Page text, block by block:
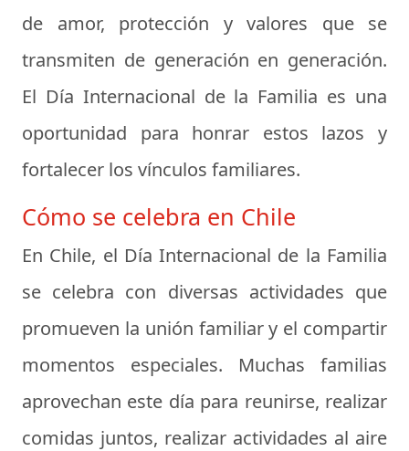
de amor, protección y valores que se
transmiten de generación en generación.
El Día Internacional de la Familia es una
oportunidad para honrar estos lazos y
fortalecer los vínculos familiares.
Cómo se celebra en Chile
En Chile, el Día Internacional de la Familia
se celebra con diversas actividades que
promueven la unión familiar y el compartir
momentos especiales. Muchas familias
aprovechan este día para reunirse, realizar
comidas juntos, realizar actividades al aire